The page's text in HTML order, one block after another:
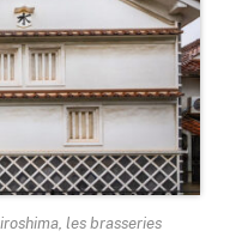
les brasseries